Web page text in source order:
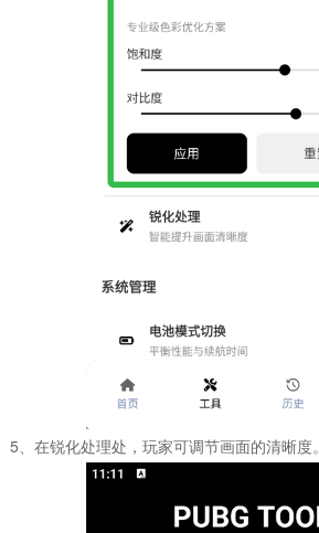
5、在锐化处理处，玩家可调节画面的清晰度。